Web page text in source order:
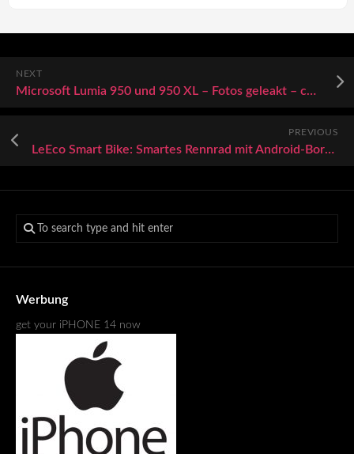
NEXT
Microsoft Lumia 950 und 950 XL – Fotos geleakt – connect
PREVIOUS
LeEco Smart Bike: Smartes Rennrad mit Android-Bordsystem – WinFuture.de
Werbung
get your iPHONE 14 now